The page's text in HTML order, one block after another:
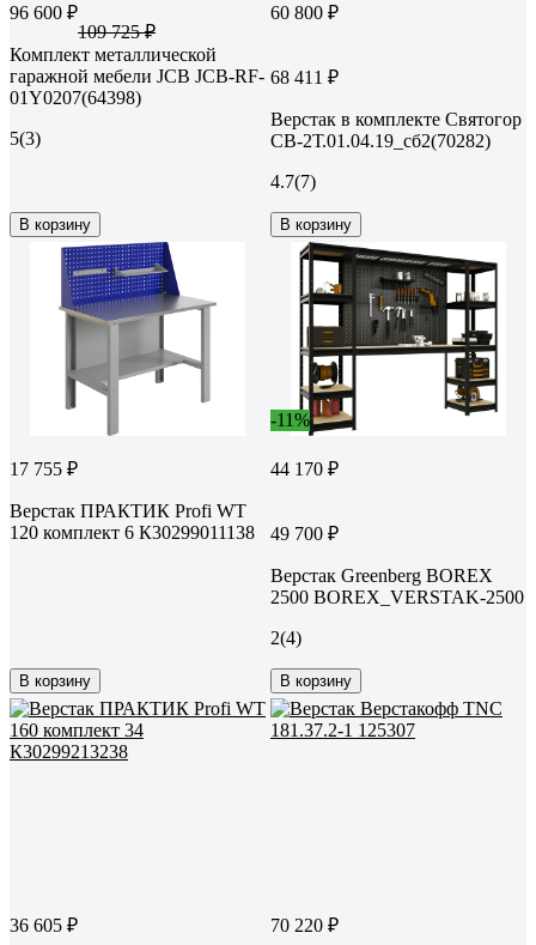
96 600 ₽
109 725 ₽
Комплект металлической
гаражной мебели JCB JCB-RF-
01Y0207(64398)
5(3)
В корзину
60 800 ₽
68 411 ₽
Верстак в комплекте Святогор
СВ-2Т.01.04.19_сб2(70282)
4.7(7)
В корзину
17 755 ₽
Верстак ПРАКТИК Profi WT
120 комплект 6 К30299011138
В корзину
-11%
44 170 ₽
49 700 ₽
Верстак Greenberg BOREX
2500 BOREX_VERSTAK-2500
2(4)
В корзину
36 605 ₽ 70 220 ₽